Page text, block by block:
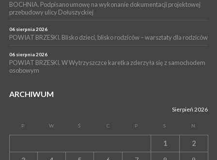
BOCHNIA. Podpisano umowę na wykonanie dokumentacji projektowej
przebudowy ulicy Dołuszyckiej
06 sierpnia 2026
POWIAT BRZESKI. Blisko dzieci, blisko rodziców – warsztaty dla rodziców
06 sierpnia 2026
POWIAT BRZESKI. W Wytrzyszczce karetka zderzyła się z samochodem
osobowym
ARCHIWUM
Sierpień 2026
P W Ś C P S N
1 2